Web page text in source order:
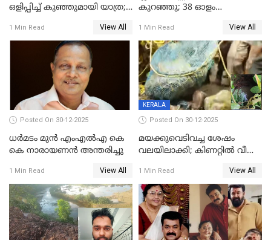
ഒളിപ്പിച്ച് കുഞ്ഞുമായി യാത്ര;
പിടികൂടി പൊലീസ്
1 Min Read View All
കുറഞ്ഞു; 38 ഓളം
സെന്ററിലെ അധ്യാപകന്‍
മർദിച്ചതായി പരാതി
1 Min Read View All
Posted On 30-12-2025
ധർമടം മുൻ എംഎല്‍എ കെ
കെ നാരായണന്‍ അന്തരിച്ചു
1 Min Read View All
KERALA
Posted On 30-12-2025
മയക്കുവെടിവച്ച ശേഷം
വലയിലാക്കി; കിണറ്റിൽ വീണ
1 Min Read View All